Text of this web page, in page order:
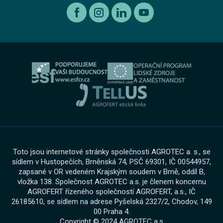
Ojeté vozy
Autorizovaný servis Volkswagen
Autorizovaný servis Volkswagen Užitkové vozy
Servis AGROTEC Group
Zimní servisní akce
O nás
Etický kodex koncernu AGROFERT
Cookies
Toto jsou internetové stránky společnosti AGROTEC a. s., se
sídlem v Hustopečích, Brněnská 74, PSČ 69301, IČ 00544957,
zapsané v OR vedeném Krajským soudem v Brně, oddíl B,
vložka 138. Společnost AGROTEC a.s. je členem koncernu
AGROFERT řízeného společností AGROFERT, a.s., IČ
26185610, se sídlem na adrese Pyšelská 2327/2, Chodov, 149
00 Praha 4.